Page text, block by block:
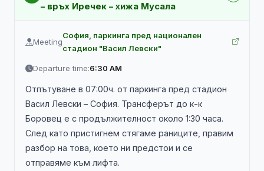
– връх Иречек – хижа Мусала
Meeting
София, паркинга пред национален
стадион "Васил Левски"
Departure time:6:30 AM
Отпътуване в 07:00ч. от паркинга пред стадион
Васил Левски – София. Трансферът до к-к
Боровец е с продължителност около 1:30 часа.
След като пристигнем стягаме раниците, правим
разбор на това, което ни предстои и се
отправяме към лифта.